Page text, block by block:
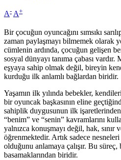
A- A+
Bir çocuğun oyuncağını sımsıkı
zaman paylaşmayı bilmemek olarak
cümlenin ardında, çocuğun gelişen
sosyal dünyayı tanıma çabası
eşyaya sahip olmak değil, bireyin
kurduğu ilk anlamlı bağlardan biridir.
Yaşamın ilk yılında bebekler,
bir oyuncak başkasının eline
sahiplik duygusunun ilk
“benim” ve “senin” kavramlarını
yalnızca konuşmayı değil, hak, sınır
öğrenmektedir. Artık sadece
olduğunu anlamaya çalışır. Bu
basamaklarından biridir.